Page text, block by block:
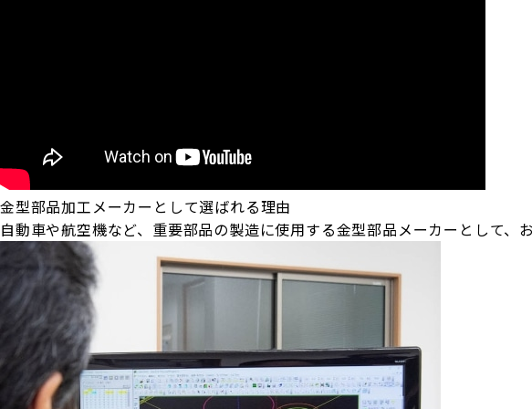
金型部品加工メーカーとして選ばれる理由
自動車や航空機など、重要部品の製造に使用する金型部品メーカーとして、